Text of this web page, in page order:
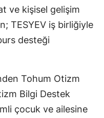
Kırıkkale
Batman
Ardahan
Iğdır
ve kişisel gelişim
TESYEV iş birliğiyle
desteği
Tohum Otizm
Bilgi Destek
çocuk ve ailesine